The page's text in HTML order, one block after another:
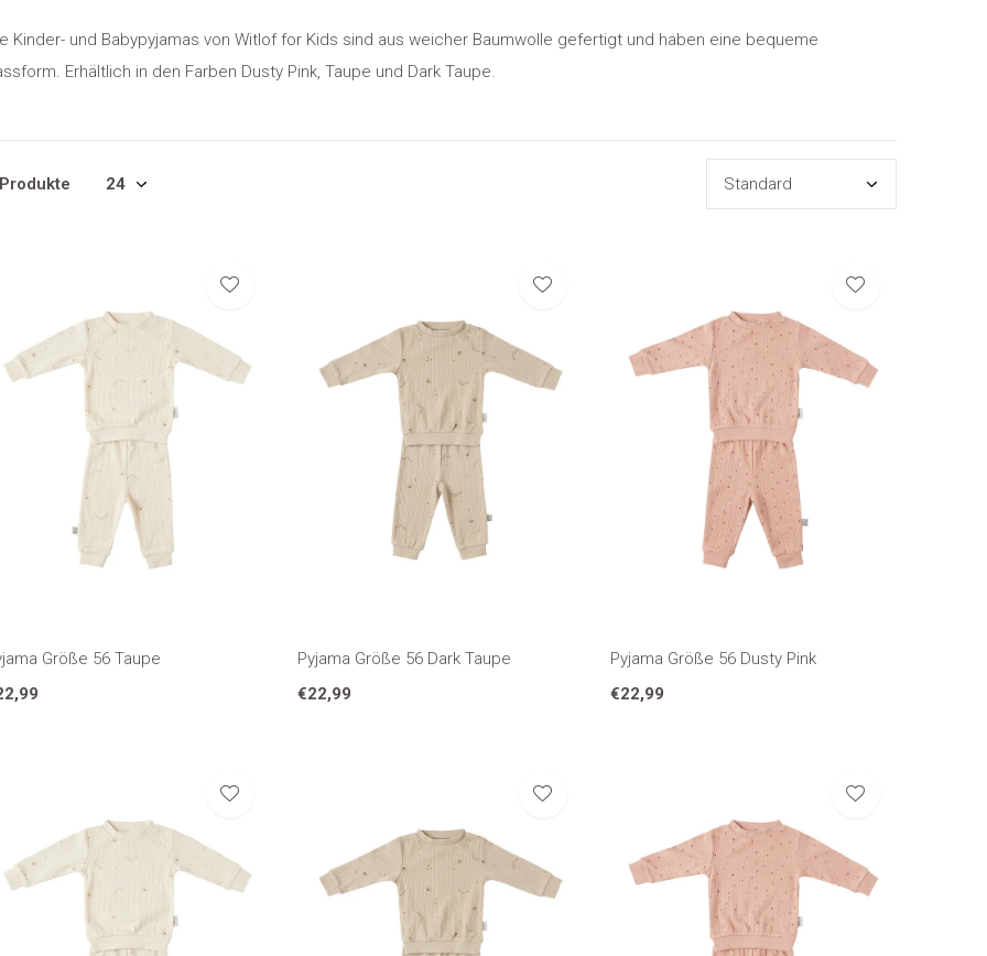
Kinder- und Babypyjamas von Witlof for Kids sind aus weicher Baumwolle gefertigt und haben eine bequeme
Erhältlich in den Farben Dusty Pink, Taupe und Dark Taupe.
Größe 56 Taupe
Pyjama Größe 56 Dark Taupe
€22,99
Pyjama Größe 56 Dusty Pink
€22,99